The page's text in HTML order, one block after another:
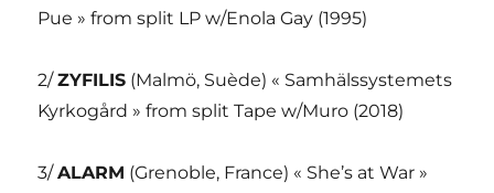
Pue » from split LP w/Enola Gay (1995)
2/ZYFILIS (Malmö, Suède) « Samhälssystemets
Kyrkogård » from split Tape w/Muro (2018)
3/ALARM (Grenoble, France) « She’s at War »